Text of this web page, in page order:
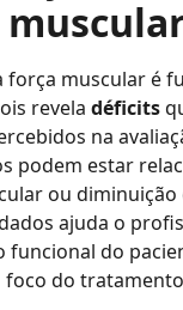
força muscular é
revela déficits
na
podem estar
ou
ajuda o
funcional do
foco do